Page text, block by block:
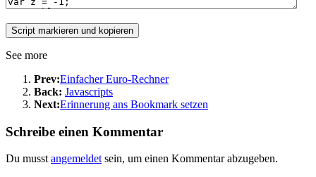
See more
Prev:Einfacher Euro-Rechner
Back: Javascripts
Next:Erinnerung ans Bookmark setzen
Schreibe einen Kommentar
Du musst angemeldet sein, um einen Kommentar abzugeben.